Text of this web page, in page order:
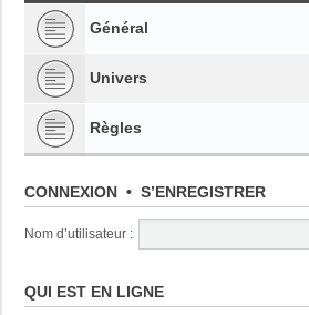
Général
Univers
Règles
CONNEXION • S’ENREGISTRER
Nom d’utilisateur :
QUI EST EN LIGNE